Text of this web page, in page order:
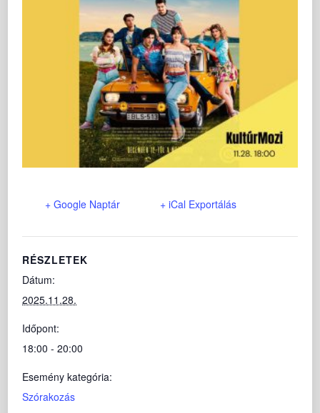
+ Google Naptár + iCal Exportálás
RÉSZLETEK
Dátum:
2025.11.28.
Időpont:
18:00 - 20:00
Esemény kategória:
Szórakozás